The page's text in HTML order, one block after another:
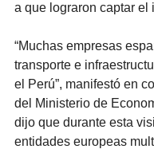
a que lograron captar el
“Muchas empresas
transporte e
el Perú”, manifestó en
del Ministerio de
dijo que durante esta
entidades europeas